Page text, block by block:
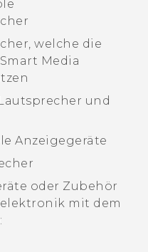
welche die
Media
und
Anzeigegeräte
oder Zubehör
mit dem